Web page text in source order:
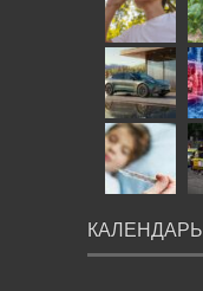
КАЛЕНДАРЬ